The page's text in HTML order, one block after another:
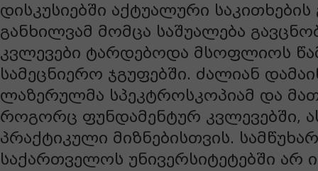
დისკუსიებში აქტუალური საკითხების
განხილვამ მომცა საშუალება
კვლევები ტარდებოდა მსოფლიოს
სამეცნიერო ჯგუფებში. ძალიან
ლაზერულმა სპეკტროსკოპიამ და მათ
როგორც ფუნდამენტურ კვლევებში,
პრაქტიკული მიზნებისთვის.
საქართველოს უნივერსიტეტებში არ